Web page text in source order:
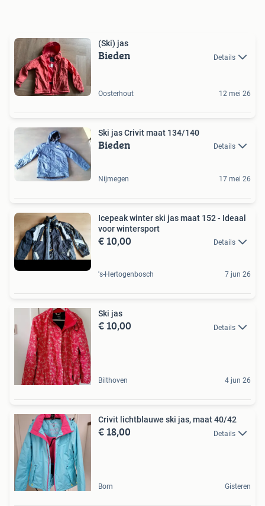
(Ski) jas
Bieden Details
Oosterhout 12 mei 26
Ski jas Crivit maat 134/140
Bieden Details
Nijmegen 17 mei 26
Icepeak winter ski jas maat 152 - Ideaal
voor wintersport
€ 10,00 Details
's-Hertogenbosch 7 jun 26
Ski jas
€ 10,00 Details
Bilthoven 4 jun 26
Crivit lichtblauwe ski jas, maat 40/42
€ 18,00 Details
Born Gisteren